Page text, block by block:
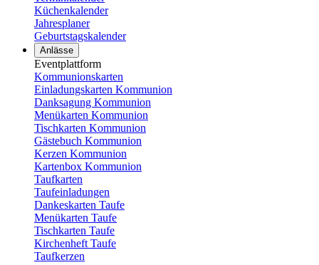
Küchenkalender
Jahresplaner
Geburtstagskalender
Anlässe
Eventplattform
Kommunionskarten
Einladungskarten Kommunion
Danksagung Kommunion
Menükarten Kommunion
Tischkarten Kommunion
Gästebuch Kommunion
Kerzen Kommunion
Kartenbox Kommunion
Taufkarten
Taufeinladungen
Dankeskarten Taufe
Menükarten Taufe
Tischkarten Taufe
Kirchenheft Taufe
Taufkerzen